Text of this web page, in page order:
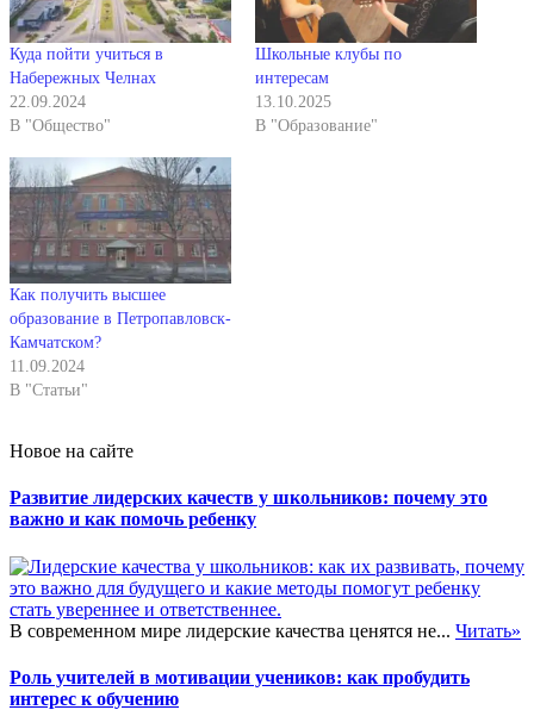
Куда пойти учиться в
Набережных Челнах
22.09.2024
В "Общество"
Школьные клубы по
интересам
13.10.2025
В "Образование"
Как получить высшее
образование в Петропавловск-
Камчатском?
11.09.2024
В "Статьи"
Новое на сайте
Развитие лидерских качеств у школьников: почему это
важно и как помочь ребенку
В современном мире лидерские качества ценятся не... Читать»
Роль учителей в мотивации учеников: как пробудить
интерес к обучению